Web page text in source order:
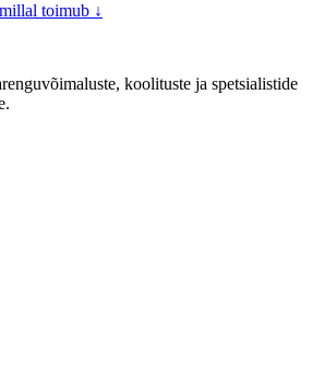
toimub ↓
koolituste ja spetsialistide